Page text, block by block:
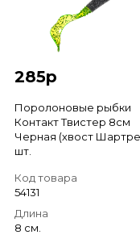
285р
Поролоновые рыбки
Контакт Твистер 8см
Черная (хвост
шт.
Код товара
54131
Длина
8 см.